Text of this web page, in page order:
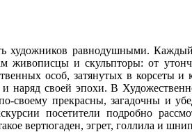
художников равнодушными.
живописцы и скульпторы: от
особ, затянутых в корсеты
наряд своей эпохи. В
своему прекрасны, загадочны и
посетители подробно
вертюгаден, эгрет, голлила и